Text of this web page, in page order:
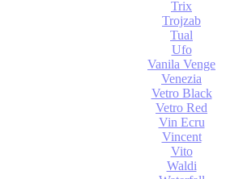
Trix
Trojzab
Tual
Ufo
Vanila Venge
Venezia
Vetro Black
Vetro Red
Vin Ecru
Vincent
Vito
Waldi